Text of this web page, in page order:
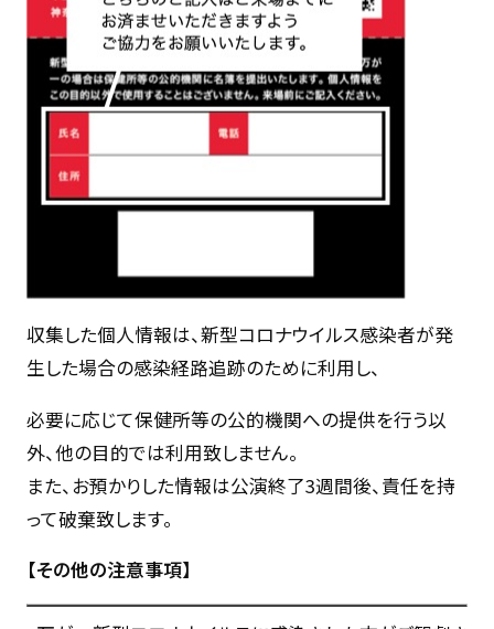
収集した個人情報は、新型コロナウイルス感染者が発
生した場合の感染経路追跡のために利用し、
必要に応じて保健所等の公的機関への提供を行う以
外、他の目的では利用致しません。
また、お預かりした情報は公演終了3週間後、責任を持
って破棄致します。
【その他の注意事項】